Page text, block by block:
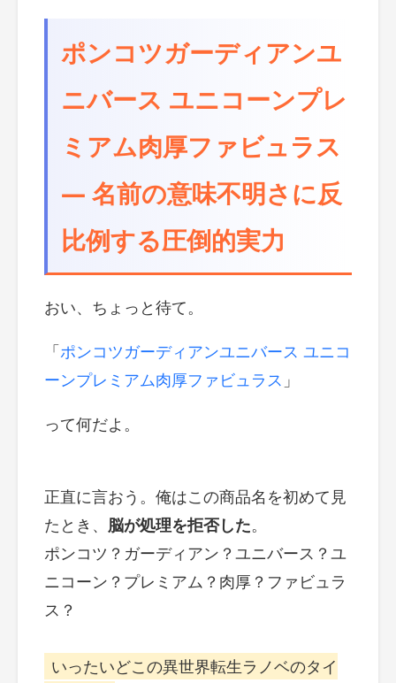
ポンコツガーディアンユ
ニバース ユニコーンプレ
ミアム肉厚ファビュラス
― 名前の意味不明さに反
比例する圧倒的実力
おい、ちょっと待て。
「ポンコツガーディアンユニバース ユニコ
ーンプレミアム肉厚ファビュラス 」
って何だよ。
正直に言おう。俺はこの商品名を初めて見
たとき、 脳が処理を拒否した。
ポンコツ？ガーディアン？ユニバース？ユ
ニコーン？プレミアム？肉厚？ファビュラ
ス？
いったいどこの異世界転生ラノベのタイ